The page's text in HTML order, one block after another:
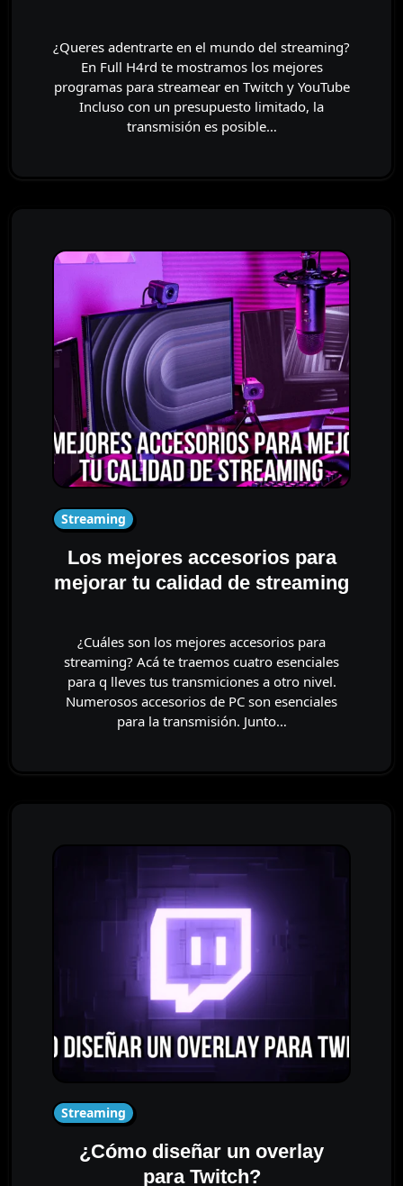
¿Queres adentrarte en el mundo del streaming?
En Full H4rd te mostramos los mejores
programas para streamear en Twitch y YouTube
Incluso con un presupuesto limitado, la
transmisión es posible…
Streaming
Los mejores accesorios para
mejorar tu calidad de streaming
¿Cuáles son los mejores accesorios para
streaming? Acá te traemos cuatro esenciales
para q lleves tus transmiciones a otro nivel.
Numerosos accesorios de PC son esenciales
para la transmisión. Junto…
Streaming
¿Cómo diseñar un overlay
para Twitch?